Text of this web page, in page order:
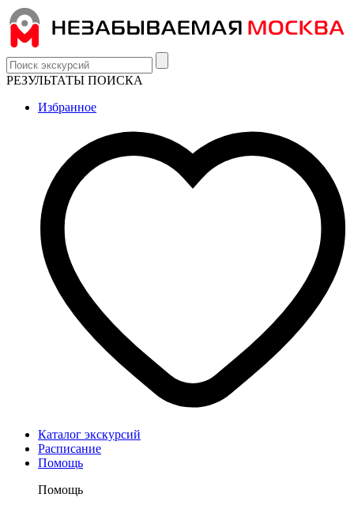
РЕЗУЛЬТАТЫ ПОИСКА
Избранное
Каталог экскурсий
Расписание
Помощь
Помощь